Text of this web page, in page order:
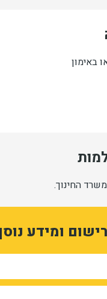
באימון
החינוך.
ומידע